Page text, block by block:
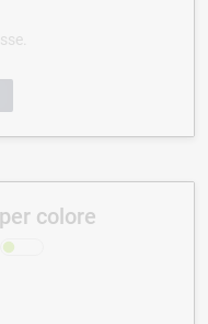
colore